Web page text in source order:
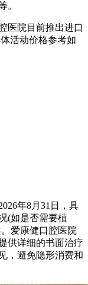
。
院目前推出进口
活动价格参考如
年8月31日，具
(如是否需要植
爱康健口腔医院
供详细的书面治疗
，避免隐形消费和